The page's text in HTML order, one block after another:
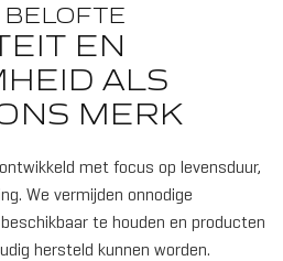
EN
ALS
MERK
met focus op levensduur,
We vermijden onnodige
te houden en producten
hersteld kunnen worden.